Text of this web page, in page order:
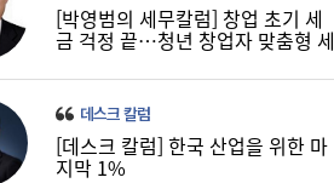
[박영범의 세무칼럼] 창업 초기 세
금 걱정 끝…청년 창업자 맞춤형 세
데스크 칼럼
[데스크 칼럼] 한국 산업을 위한 마
지막 1%